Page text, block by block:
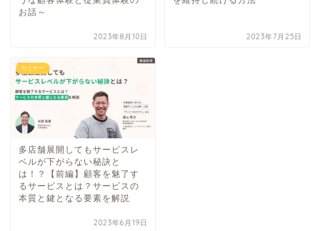
お話～
2023年8月10日 2023年7月25日
セミナー
多店舗展開してもサービスレ
ベルが下がらない秘訣と
は！？【前編】顧客を魅了す
るサービスとは？サービスの
本質と鍵となる要素を解説
2023年6月19日